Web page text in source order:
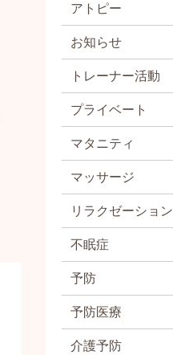
アトピー
お知らせ
トレーナー活動
プライベート
マタニティ
マッサージ
リラクゼーション
不眠症
予防
予防医療
介護予防